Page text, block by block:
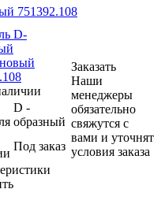
751392.108
D-
D -
образный
Под заказ
Заказать
Наши
менеджеры
обязательно
свяжутся с
вами и уточнят
условия заказа